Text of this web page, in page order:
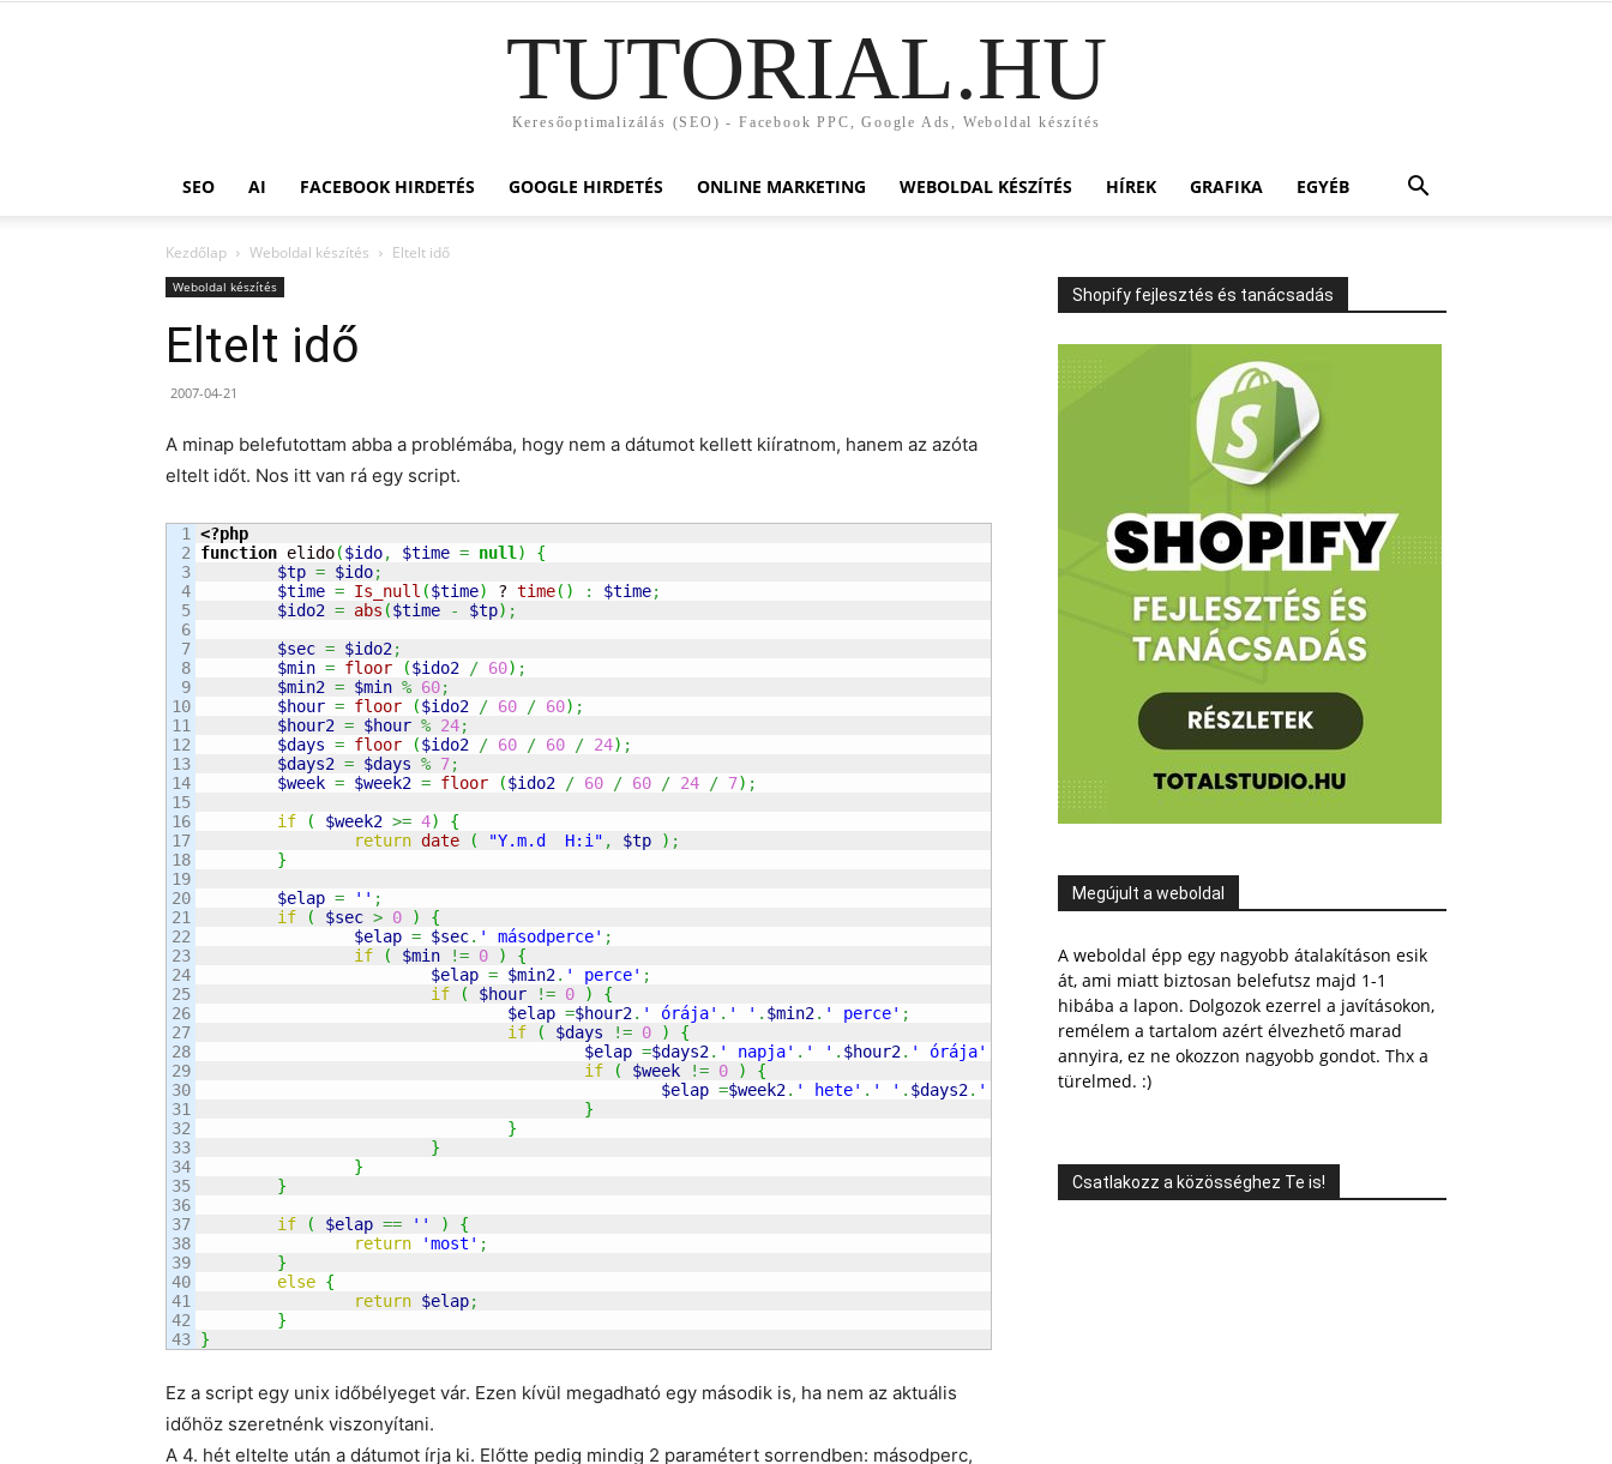
TUTORIAL.HU
Keresőoptimalizálás (SEO) - Facebook PPC, Google Ads, Weboldal készítés
SEO AI FACEBOOK HIRDETÉS GOOGLE HIRDETÉS ONLINE MARKETING WEBOLDAL KÉSZÍTÉS HÍREK GRAFIKA EGYÉB
Kezdőlap Weboldal készítés Eltelt idő
Weboldal készítés
Eltelt idő
2007-04-21
A minap belefutottam abba a problémába, hogy nem a dátumot kellett kiíratnom, hanem az azóta
eltelt időt. Nos itt van rá egy script.
1
2
3
4
5
6
7
8
9
10
11
12
13
14
15
16
17
18
19
20
21
22
23
24
25
26
27
28
29
30
31
32
33
34
35
36
37
38
39
40
41
42
<?php
function elido($ido, $time = null )
{
$tp = $ido;
$time = Is_null ($time) ? time( ) : $time;
$ido2 = abs ($time - $tp) ;
$sec = $ido2;
$min = floor ($ido2 / 60) ;
$min2 = $min % 60;
$hour = floor ($ido2 / 60 / 60) ;
$hour2 = $hour % 24;
$days = floor ($ido2 / 60 / 60 / 24) ;
$days2 = $days % 7;
$week = $week2 = floor ($ido2 / 60 / 60 / 24 / 7) ;
if
( $week2 >= 4)
{
return date ( "Y.m.d  H:i" , $tp ) ;
}
$elap = '' ;
if
( $sec > 0 )
{
$elap = $sec. ' másodperce' ;
if
( $min != 0 )
{
$elap = $min2. ' perce' ;
if
( $hour != 0 )
{
$elap =$hour2. ' órája' . ' ' . $min2. ' perce' ;
if
( $days != 0 )
{
$elap =$days2. ' napja' . ' ' . $hour2. ' órája'
if
( $week != 0 )
{
$elap =$week2. ' hete' . ' ' . $days2. ' napja'
;
}
}
}
}
}
if
( $elap == '' )
{
return
'most' ;
}
else {
return $elap;
}
}
Ez a script egy unix időbélyeget vár. Ezen kívül megadható egy második is, ha nem az aktuális
időhöz szeretnénk viszonyítani.
A 4. hét eltelte után a dátumot írja ki. Előtte pedig mindig 2 paramétert sorrendben: másodperc,
Shopify fejlesztés és tanácsadás
Megújult a weboldal
A weboldal épp egy nagyobb átalakításon esik
át, ami miatt biztosan belefutsz majd 1-1
hibába a lapon. Dolgozok ezerrel a javításokon,
remélem a tartalom azért élvezhető marad
annyira, ez ne okozzon nagyobb gondot. Thx a
türelmed. :)
Csatlakozz a közösséghez Te is!